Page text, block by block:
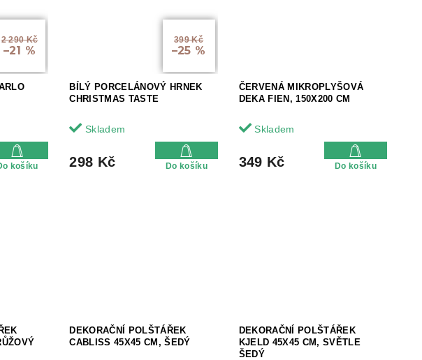
2 290 Kč
–21 %
košíku
399 Kč
–25 %
BÍLÝ PORCELÁNOVÝ HRNEK
CHRISTMAS TASTE
Skladem
298 Kč Do košíku
ČERVENÁ MIKROPLYŠOVÁ
DEKA FIEN, 150X200 CM
Skladem
349 Kč Do košíku
DEKORAČNÍ POLŠTÁŘEK
CABLISS 45X45 CM, ŠEDÝ
DEKORAČNÍ POLŠTÁŘEK
KJELD 45X45 CM, SVĚTLE
ŠEDÝ